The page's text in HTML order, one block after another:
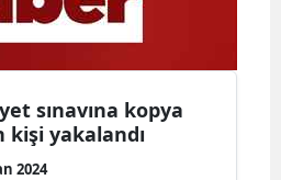
sınavına kopya
yakalandı
2024